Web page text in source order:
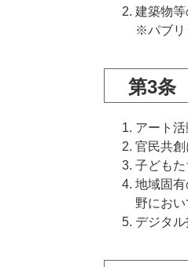
建築物
※パブリ
第3条
アート
官民共
子ども
地域固
野にお
デジタ